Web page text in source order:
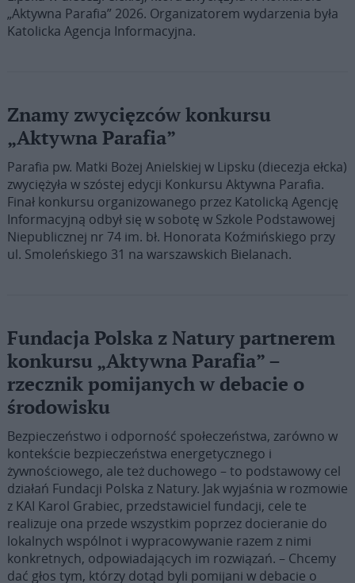
„Aktywna Parafia” 2026. Organizatorem wydarzenia była
Katolicka Agencja Informacyjna.
Znamy zwycięzców konkursu
„Aktywna Parafia”
Parafia pw. Matki Bożej Anielskiej w Lipsku (diecezja ełcka)
zwyciężyła w szóstej edycji Konkursu Aktywna Parafia.
Finał konkursu organizowanego przez Katolicką Agencję
Informacyjną odbył się w sobotę w Szkole Podstawowej
Niepublicznej nr 74 im. bł. Honorata Koźmińskiego przy
ul. Smoleńskiego 31 na warszawskich Bielanach.
Fundacja Polska z Natury partnerem
konkursu „Aktywna Parafia” –
rzecznik pomijanych w debacie o
środowisku
Bezpieczeństwo i odporność społeczeństwa, zarówno w
kontekście bezpieczeństwa energetycznego i
żywnościowego, ale też duchowego – to podstawowy cel
działań Fundacji Polska z Natury. Jak wyjaśnia w rozmowie
z KAI Karol Grabiec, przedstawiciel fundacji, cele te
realizuje ona przede wszystkim poprzez docieranie do
lokalnych wspólnot i wypracowywanie razem z nimi
konkretnych, odpowiadających im rozwiązań. – Chcemy
dać głos tym, którzy dotąd byli pomijani w debacie o